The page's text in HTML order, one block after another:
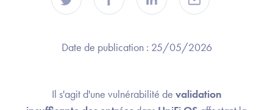
Date de publication : 25/05/2026
Il s'agit d'une vulnérabilité de validation